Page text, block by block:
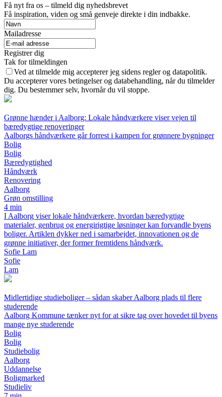
Få nyt fra os – tilmeld dig nyhedsbrevet
Få inspiration, viden og små genveje direkte i din indbakke.
Mailadresse
Registrer dig
Tak for tilmeldingen
Ved at tilmelde mig accepterer jeg sidens regler og datapolitik.
Du accepterer vores betingelser og databehandling, når du tilmelder
dig. Du bestemmer selv, hvornår du vil stoppe.
Grønne hænder i Aalborg: Lokale håndværkere viser vejen til
bæredygtige renoveringer
Aalborgs håndværkere går forrest i kampen for grønnere bygninger
Bolig
Bolig
Bæredygtighed
Håndværk
Renovering
Aalborg
Grøn omstilling
4 min
I Aalborg viser lokale håndværkere, hvordan bæredygtige
materialer, genbrug og energirigtige løsninger kan forvandle byens
boliger. Artiklen dykker ned i samarbejdet, innovationen og de
grønne initiativer, der former fremtidens håndværk.
Sofie Lam
Sofie
Lam
Midlertidige studieboliger – sådan skaber Aalborg plads til flere
studerende
Aalborg Kommune tænker nyt for at sikre tag over hovedet til byens
mange nye studerende
Bolig
Bolig
Studiebolig
Aalborg
Uddannelse
Boligmarked
Studieliv